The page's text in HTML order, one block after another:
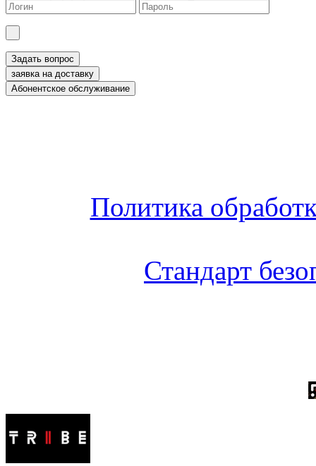
Политика
Стандарт